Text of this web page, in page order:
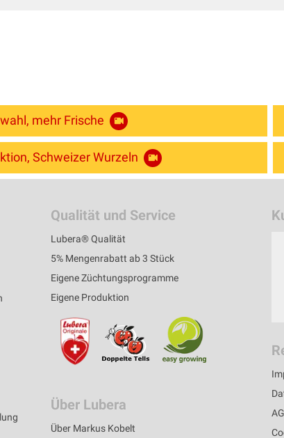
mehr Frische
Schweizer Wurzeln
Qualität und Service
Lubera® Qualität
5% Mengenrabatt ab 3 Stück
Eigene Züchtungsprogramme
Eigene Produktion
Über Lubera
Über Markus Kobelt